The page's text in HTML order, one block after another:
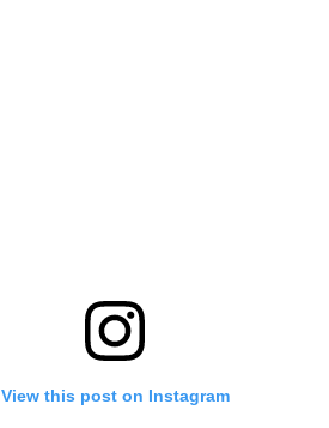
View this post on Instagram